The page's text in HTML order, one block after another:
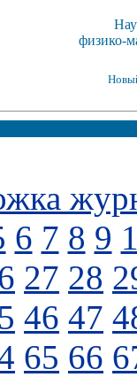
физико-
6 7 8 9
27 28
46 47
65 66